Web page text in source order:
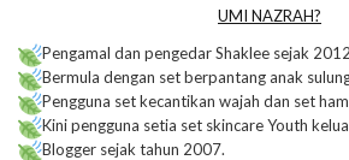
UMI NAZRAH?
Pengamal dan pengedar Shaklee sejak
Bermula dengan set berpantang anak
Pengguna set kecantikan wajah dan set
Kini pengguna setia set skincare Youth
Blogger sejak tahun 2007.